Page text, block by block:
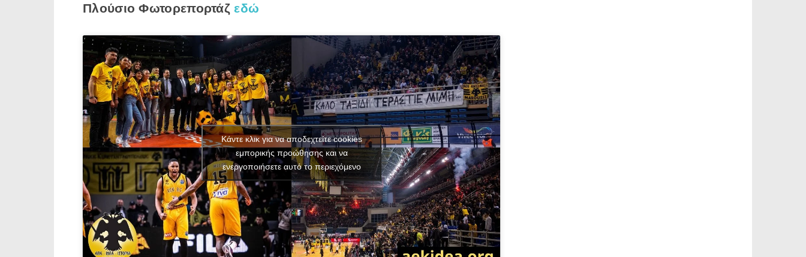
Πλούσιο Φωτορεπορτάζεδώ
Κάντε κλικ για να αποδεχτείτε cookies
εμπορικής προώθησης και να
ενεργοποιήσετε αυτό το περιεχόμενο